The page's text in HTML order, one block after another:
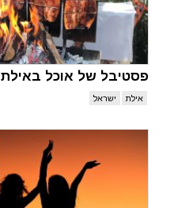
פסטיבל של אוכל באילת
אילת ישראל